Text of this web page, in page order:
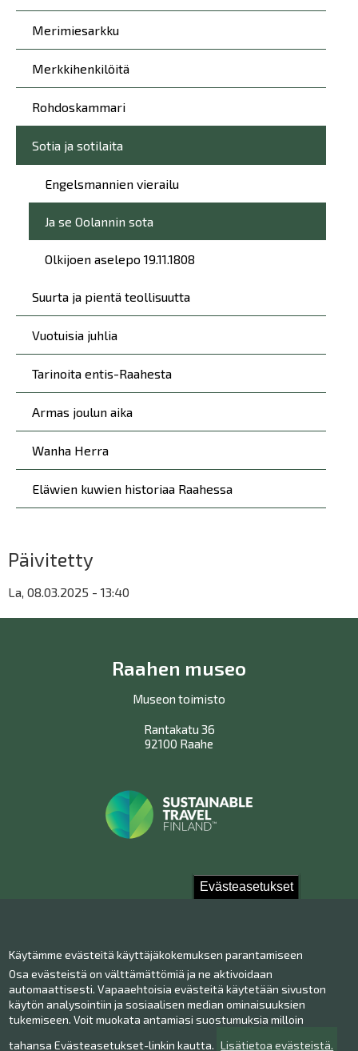
Evästeasetukset
Käytämme evästeitä käyttäjäkokemuksen parantamiseen
Osa evästeistä on välttämättömiä ja ne aktivoidaan
automaattisesti. Vapaaehtoisia evästeitä käytetään sivuston
käytön analysointiin ja sosiaalisen median ominaisuuksien
tukemiseen. Voit muokata antamiasi suostumuksia milloin
tahansa Evästeasetukset-linkin kautta. Lisätietoa evästeistä.
Merimiesarkku
Merkkihenkilöitä
Rohdoskammari
Sotia ja sotilaita
Engelsmannien vierailu
Ja se Oolannin sota
Olkijoen aselepo 19.11.1808
Suurta ja pientä teollisuutta
Vuotuisia juhlia
Tarinoita entis-Raahesta
Armas joulun aika
Wanha Herra
Eläwien kuwien historiaa Raahessa
Päivitetty
La, 08.03.2025 - 13:40
Raahen museo
Museon toimisto
Rantakatu 36
92100 Raahe
Yhteystiedot
Henkilökunta
Anna palautetta
Museo Facebookissa
Museo Instagramissa